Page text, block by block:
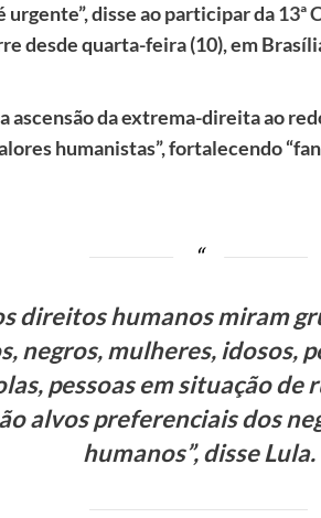
urgente”, disse ao participar da13ª
desde quarta-feira (10), em
ascensão da extrema-direita ao
humanistas”, fortalecendo
direitos humanos miram
negros, mulheres, idosos,
pessoas em situação de
alvos preferenciais dos
humanos”, disse Lula.